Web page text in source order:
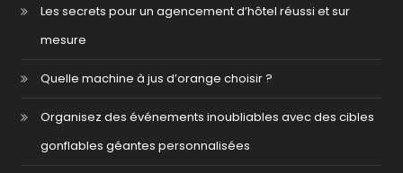
Les secrets pour un agencement d’hôtel réussi et sur
mesure
Quelle machine à jus d’orange choisir ?
Organisez des événements inoubliables avec des cibles
gonflables géantes personnalisées